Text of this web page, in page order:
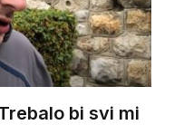
bi svi mi